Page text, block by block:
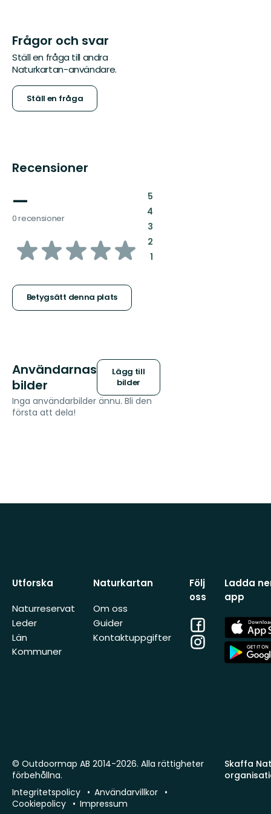
Frågor och svar
Ställ en fråga till andra
Naturkartan-användare.
Ställ en fråga
Recensioner
—
0 recensioner
av
stjärnor
Betygsätt denna plats
5:
4:
3:
2:
1:
Användarnas
bilder
Lägg till
bilder
Inga användarbilder ännu. Bli den
första att dela!
Utforska
Naturreservat
Leder
Län
Kommuner
Naturkartan
Om oss
Guider
Kontaktuppgifter
Följ
oss
Facebook
Instagram
Ladda
app
App
Store
App
Store
Skaffa
© Outdoormap AB 2014-2026. Alla rättigheter
förbehållna.
Integritetspolicy
Användarvillkor
Cookiepolicy
Impressum